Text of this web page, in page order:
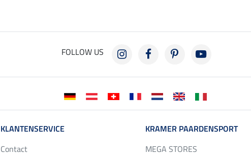
FOLLOW US
KLANTENSERVICE
Contact
KRAMER PAARDENSPORT
MEGA STORES